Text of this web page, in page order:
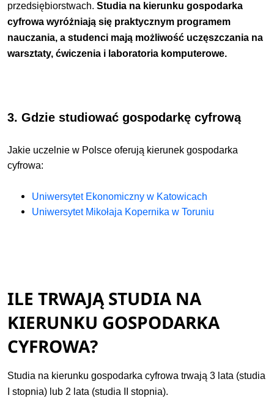
przedsiębiorstwach.Studia na kierunku gospodarka
cyfrowa wyróżniają się praktycznym programem
nauczania, a studenci mają możliwość uczęszczania na
warsztaty, ćwiczenia i laboratoria komputerowe.
3. Gdzie studiowaćgospodarkę cyfrową
Jakie uczelnie w Polsce oferują kierunekgospodarka
cyfrowa:
Uniwersytet Ekonomiczny w Katowicach
Uniwersytet Mikołaja Kopernika w Toruniu
ILE TRWAJĄ STUDIA NA
KIERUNKU GOSPODARKA
CYFROWA?
Studia na kierunku gospodarka cyfrowa trwają 3 lata (studia
I stopnia) lub 2 lata (studia II stopnia).